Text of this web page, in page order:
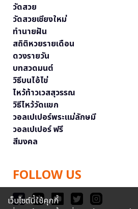
วัดสวย
วัดสวยเชียงใหม่
ทำนายฝัน
สถิติหวยรายเดือน
ดวงรายวัน
บทสวดมนต์
วิธีบนไอ้ไข่
ไหว้ท้าวเวสสุวรรณ
วิธีไหว้วัดแขก
วอลเปเปอร์พระแม่ลักษมี
วอลเปเปอร์ ฟรี
สีมงคล
FOLLOW US
เว็บไซต์นี้ใช้คุกกี้